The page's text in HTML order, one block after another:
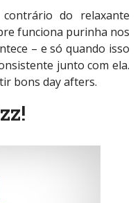
do relaxante
funciona purinha nos
– e só quando isso
junto com ela.
bons day afters.